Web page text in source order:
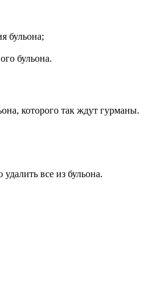
бульона;
бульона.
которого так ждут гурманы.
все из бульона.